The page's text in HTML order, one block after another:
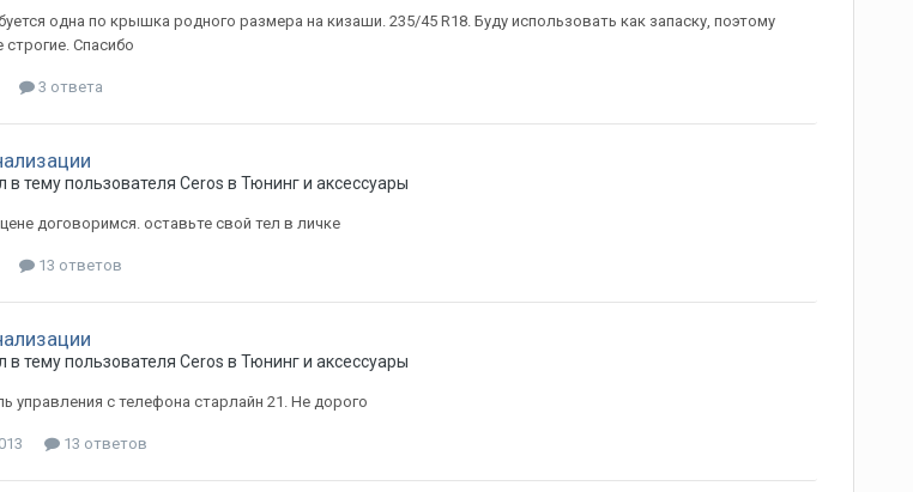
одна по крышка родного размера на кизаши. 235/45 R18. Буду использовать как запаску, поэтому
строгие. Спасибо
3 ответа
в тему пользователя Ceros в Тюнинг и аксессуары
договоримся. оставьте свой тел в личке
13 ответов
в тему пользователя Ceros в Тюнинг и аксессуары
управления с телефона старлайн 21. Не дорого
13 ответов